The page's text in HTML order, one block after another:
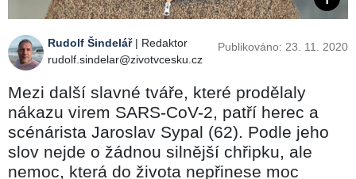
Rudolf Šindelář| Redaktor
rudolf.sindelar@zivotvcesku.cz
Publikováno: 23. 11. 2020
Mezi další slavné tváře, které prodělaly
nákazu virem SARS-CoV-2, patří herec a
scénárista Jaroslav Sypal (62). Podle jeho
slov nejde o žádnou silnější chřipku, ale
nemoc, která do života nepřinese moc